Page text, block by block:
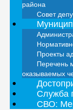
района
Совет
Проекты
Перечень
оказываемых
Служба
СВО: